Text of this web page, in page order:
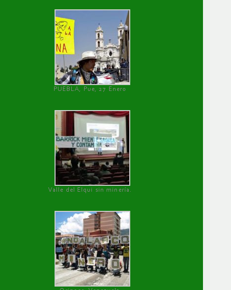
PUEBLA, Pue, 27 Enero
Valle del Elqui sin minería.